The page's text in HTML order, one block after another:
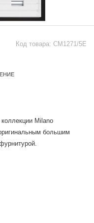
Код товара: СМ1271/5E
Milano
большим